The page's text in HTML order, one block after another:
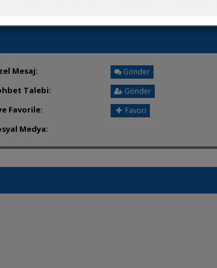
Mesaj: Gönder
Talebi: Gönder
Favorile: Favori
Medya: